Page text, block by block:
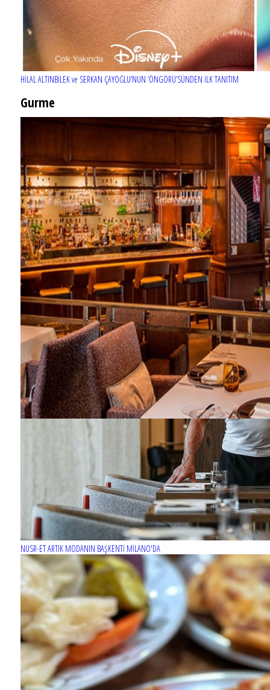
HİLAL ALTINBİLEK ve SERKAN ÇAYOĞLU’NUN ‘ÖNGÖRÜ’SÜNDEN İLK TANITIM
Gurme
EĞLENCE HAYATINA YENİ SOLUK: Gabbro Dream Theatre
NUSR-ET ARTIK MODANIN BAŞKENTİ MİLANO'DA